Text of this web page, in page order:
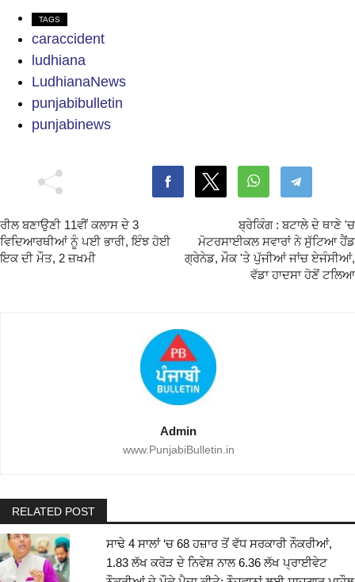
TAGS
caraccident
ludhiana
LudhianaNews
punjabibulletin
punjabinews
ਰੀਲ ਬਣਾਉਣੀ 11ਵੀਂ ਕਲਾਸ ਦੇ 3
ਵਿਦਿਆਰਥੀਆਂ ਨੂੰ ਪਈ ਭਾਰੀ, ਇੰਝ ਹੋਈ
ਇਕ ਦੀ ਮੌਤ, 2 ਜ਼ਖਮੀ
ਬ੍ਰੇਕਿੰਗ : ਬਟਾਲੇ ਦੇ ਥਾਣੇ 'ਚ
ਮੋਟਰਸਾਈਕਲ ਸਵਾਰਾਂ ਨੇ ਸੁੱਟਿਆ ਹੈਂਡ
ਗ੍ਰੇਨੇਡ, ਮੌਕ 'ਤੇ ਪੁੱਜੀਆਂ ਜਾਂਚ ਏਜੰਸੀਆਂ,
ਵੱਡਾ ਹਾਦਸਾ ਹੋਣੋਂ ਟਲਿਆ
Admin
www.PunjabiBulletin.in
RELATED POST
ਸਾਢੇ 4 ਸਾਲਾਂ ‘ਚ 68 ਹਜ਼ਾਰ ਤੋਂ ਵੱਧ ਸਰਕਾਰੀ ਨੌਕਰੀਆਂ,
1.83 ਲੱਖ ਕਰੋੜ ਦੇ ਨਿਵੇਸ਼ ਨਾਲ 6.36 ਲੱਖ ਪ੍ਰਾਈਵੇਟ